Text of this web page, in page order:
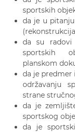
sportskih
da je u
da su radovi
sportskih
planskom
da je predmer
održavanju
strane
da je
sportskog
da je